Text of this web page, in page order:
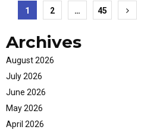
Posts
pagination
1 2 … 45
Archives
August 2026
July 2026
June 2026
May 2026
April 2026